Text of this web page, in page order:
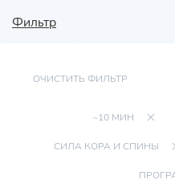
Фильтр
ОЧИСТИТЬ ФИЛЬТР
~10 МИН
СИЛА КОРА И СПИНЫ